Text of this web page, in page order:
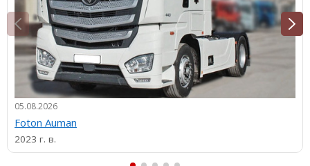
05.08.2026
Foton Auman
2023 г. в.